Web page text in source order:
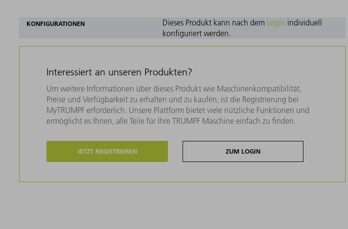
KONFIGURATIONEN Dieses Produkt kann nach dem Login individuell
konfiguriert werden.
Interessiert an unseren Produkten?
Um weitere Informationen über dieses Produkt wie Maschinenkompatibilität,
Preise und Verfügbarkeit zu erhalten und zu kaufen, ist die Registrierung bei
MyTRUMPF erforderlich. Unsere Plattform bietet viele nützliche Funktionen und
ermöglicht es Ihnen, alle Teile für Ihre TRUMPF Maschine einfach zu finden.
JETZT REGISTRIEREN ZUM LOGIN